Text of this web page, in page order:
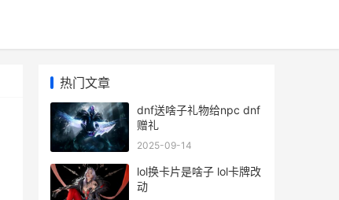
热门文章
dnf送啥子礼物给npc dnf
赠礼
2025-09-14
lol换卡片是啥子 lol卡牌改
动